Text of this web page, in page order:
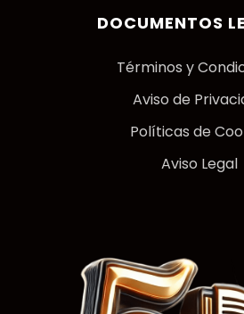
DOCUMENTOS
Términos y
Aviso de
Políticas de
Aviso Legal